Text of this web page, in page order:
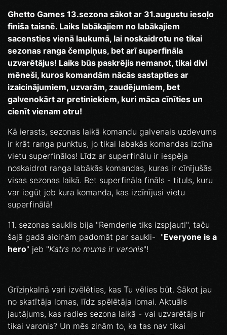
Ghetto Games 13.sezona sākot ar 31.augustu iesoļo
finiša taisnē. Laiks labākajiem no labākajiem
sacensties vienā laukumā, lai noskaidrotu ne tikai
sezonas ranga čempiņus, bet arī superfināla
uzvarētājus! Laiks būs paskrējis nemanot, tikai divi
mēneši, kuros komandām nācās sastapties ar
izaicinājumiem, uzvarām, zaudējumiem, bet
galvenokārt ar pretiniekiem, kuri māca cīnīties un
cienīt vienam otru!
Kā ierasts, sezonas laikā komandu galvenais uzdevums
ir krāt ranga punktus, jo tikai labakās komandas izcīna
vietu superfinālos! Līdz ar superfinālu ir iespēja
noskaidrot ranga labākās komandas, kuras ir cīnījušās
visas sezonas laikā. Bet superfināla fināls - tituls, kuru
var iegūt jeb kura komanda, kas izcīnījusi vietu
superfinālā!
11. sezonas sauklis bija "Remdenie tiks izspļauti", taču
šajā gadā aicinām padomāt par saukli- "Everyone is a
hero" jeb "Katrs no mums ir varonis"!
Grīziņkalnā vari izvēlēties, kas Tu vēlies būt. Sākot jau
no skatītāja lomas, līdz spēlētāja lomai. Aktuāls
jautājums, kas radies sezona laikā - vai uzvarētājs ir
tikai varonis? Un mēs zinām to, ka tas nav tikai